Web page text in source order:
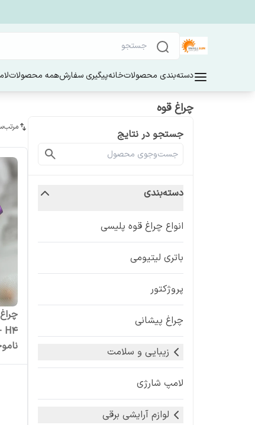
دسته‌بندی محصولاتخانهپیگیری سفارشهمه محصولات
چراغ قوه
جستجو در نتایج
دسته‌بندی
انواع چراغ قوه پلیسی
باتری لیتیومی
پروژکتور
چراغ پیشانی
زیبایی و سلامت
لامپ شارژی
لوازم آرایشی برقی
H4